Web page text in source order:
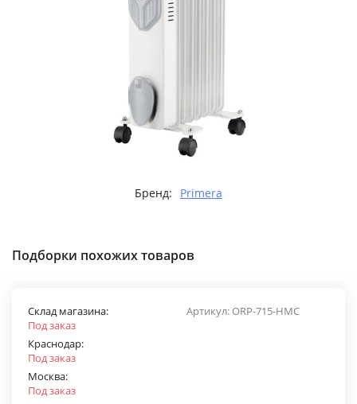
Бренд: Primera
Подборки похожих товаров
Артикул:ORP-715-HMC
Склад магазина:
Под заказ
Краснодар:
Под заказ
Москва:
Под заказ